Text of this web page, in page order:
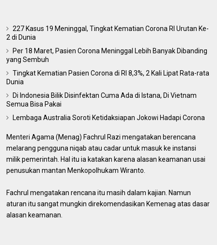
227 Kasus 19 Meninggal, Tingkat Kematian Corona RI Urutan Ke-
2 di Dunia
Per 18 Maret, Pasien Corona Meninggal Lebih Banyak Dibanding
yang Sembuh
Tingkat Kematian Pasien Corona di RI 8,3%, 2 Kali Lipat Rata-rata
Dunia
Di Indonesia Bilik Disinfektan Cuma Ada di Istana, Di Vietnam
Semua Bisa Pakai
Lembaga Australia Soroti Ketidaksiapan Jokowi Hadapi Corona
Menteri Agama (Menag) Fachrul Razi mengatakan berencana
melarang pengguna niqab atau cadar untuk masuk ke instansi
milik pemerintah. Hal itu ia katakan karena alasan keamanan usai
penusukan mantan Menkopolhukam Wiranto.
Fachrul mengatakan rencana itu masih dalam kajian. Namun
aturan itu sangat mungkin direkomendasikan Kemenag atas dasar
alasan keamanan.